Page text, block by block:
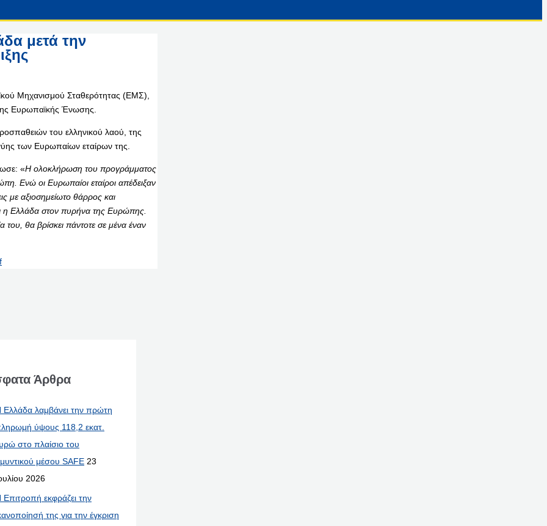
μετά την
Μηχανισμού Σταθερότητας (ΕΜΣ),
Ευρωπαϊκής Ένωσης.
του ελληνικού λαού, της
των Ευρωπαίων εταίρων της.
«Η ολοκλήρωση του προγράμματος
Ενώ οι Ευρωπαίοι εταίροι απέδειξαν
με αξιοσημείωτο θάρρος και
η Ελλάδα στον πυρήνα της Ευρώπης.
του, θα βρίσκει πάντοτε σε μένα έναν
Άρθρα
Ελλάδα λαμβάνει την πρώτη
ύψους 118,2 εκατ.
στο πλαίσιο του
μέσου SAFE 23
2026
Επιτροπή εκφράζει την
της για την έγκριση